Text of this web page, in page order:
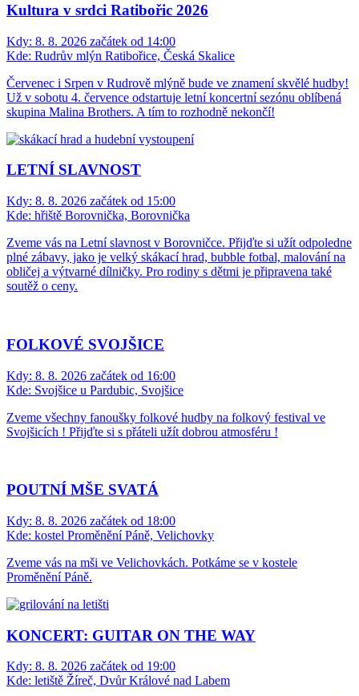
Kultura v srdci Ratibořic 2026
Kdy: 8. 8. 2026 začátek od 14:00
Kde: Rudrův mlýn Ratibořice, Česká Skalice
Červenec i Srpen v Rudrově mlýně bude ve znamení skvělé hudby!
Už v sobotu 4. července odstartuje letní koncertní sezónu oblíbená
skupina Malina Brothers. A tím to rozhodně nekončí!
LETNÍ SLAVNOST
Kdy: 8. 8. 2026 začátek od 15:00
Kde: hřiště Borovnička, Borovnička
Zveme vás na Letní slavnost v Borovničce. Přijďte si užít odpoledne
plné zábavy, jako je velký skákací hrad, bubble fotbal, malování na
obličej a výtvarné dílničky. Pro rodiny s dětmi je připravena také
soutěž o ceny.
FOLKOVÉ SVOJŠICE
Kdy: 8. 8. 2026 začátek od 16:00
Kde: Svojšice u Pardubic, Svojšice
Zveme všechny fanoušky folkové hudby na folkový festival ve
Svojšicích ! Přijďte si s přáteli užít dobrou atmosféru !
POUTNÍ MŠE SVATÁ
Kdy: 8. 8. 2026 začátek od 18:00
Kde: kostel Proměnění Páně, Velichovky
Zveme vás na mši ve Velichovkách. Potkáme se v kostele
Proměnění Páně.
KONCERT: GUITAR ON THE WAY
Kdy: 8. 8. 2026 začátek od 19:00
Kde: letiště Žíreč, Dvůr Králové nad Labem